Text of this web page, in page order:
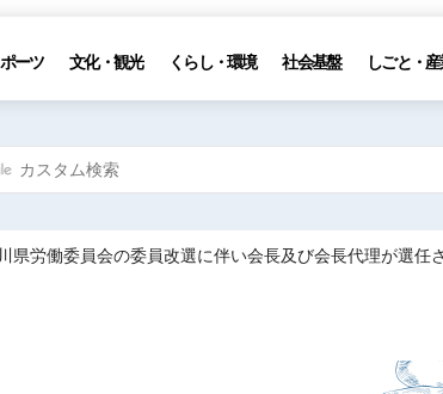
ーツ 文化・観光 くらし・環境 社会基盤 しごと・
県労働委員会の委員改選に伴い会長及び会長代理が選任